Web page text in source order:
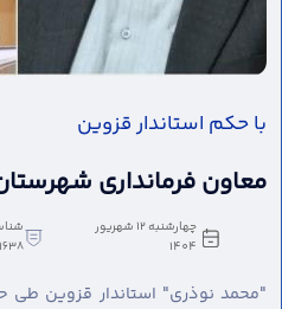
با حکم استاندار قزوین
معاون فرمانداری
چهارشنبه 12 شهریور
1404
"محمد نوذری" استاندار قزوین طی